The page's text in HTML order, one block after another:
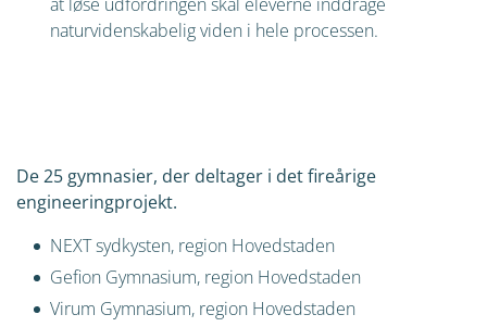
naturvidenskabelig viden i hele processen.
De 25 gymnasier, der deltager i det fireårige
engineeringprojekt.
NEXT sydkysten, region Hovedstaden
Gefion Gymnasium, region Hovedstaden
Virum Gymnasium, region Hovedstaden